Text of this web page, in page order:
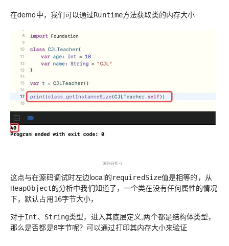
在demo中，我们可以通过Runtime方法获取类的内存大小
这点与在源码调试时左边local的requiredSize值是相等的，从
HeapObject的分析中我们知道了，一个类在没有任何属性的情况
下，默认占用16字节大小，
对于Int、 String类型，进入其底层定义,两个都是结构体类型，
那么是否都是8字节呢？可以通过打印其内存大小来验证